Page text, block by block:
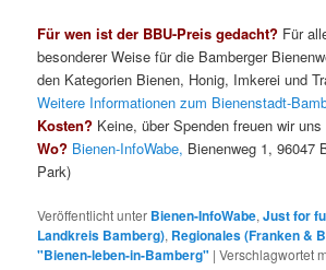
Für wen ist der BBU-Preis gedacht? Für
besonderer Weise für die Bamberger
den Kategorien Bienen, Honig, Imkerei und
Weitere Informationen zum Bienenstadt-
Kosten? Keine, über Spenden freuen wir uns
Wo? Bienen-InfoWabe, Bienenweg 1, 96047
Park)
Veröffentlicht unter Bienen-InfoWabe,Just for
Landkreis Bamberg), Regionales (Franken &
"Bienen-leben-in-Bamberg" |Verschlagwortet